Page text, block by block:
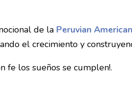
de la Peruvian
el crecimiento y
fe los sueños se cumplen!.